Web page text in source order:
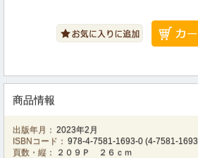
商品情報
出版年月： 2023年2月
ISBNコード： 978-4-7581-1693-0 (4-7581-
頁数・縦：
２０９Ｐ ２６ｃｍ